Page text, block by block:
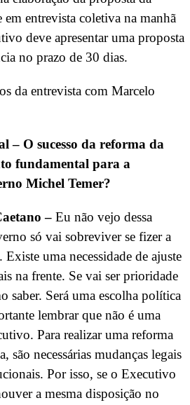
entrevista coletiva na manhã
deve apresentar uma proposta
no prazo de 30 dias.
da entrevista com Marcelo
– O sucesso da reforma da
fundamental para a
Michel Temer?
– Eu não vejo dessa
só vai sobreviver se fizer a
uma necessidade de ajuste
na frente. Se vai ser prioridade
saber. Será uma escolha política
lembrar que não é uma
Para realizar uma reforma
são necessárias mudanças legais
Por isso, se o Executivo
a mesma disposição no